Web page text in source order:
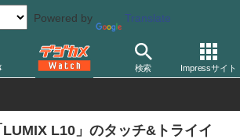
Powered by Translate
検索 Impressサイト
ラ レンズ一体型（コンパクト）カメラ パ
L10」のタッチ&トライイ